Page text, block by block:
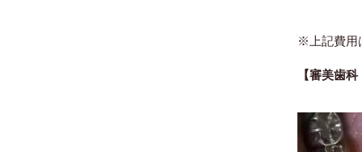
※上記費用
【審美歯